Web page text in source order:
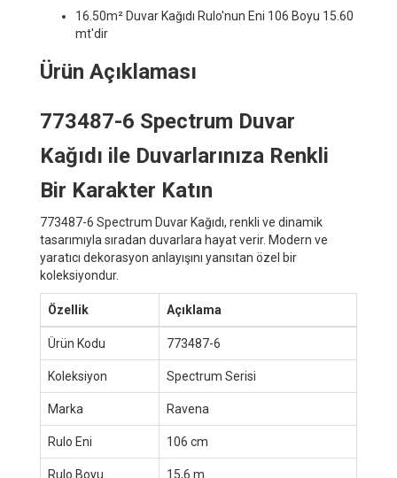
16.50m² Duvar Kağıdı Rulo'nun Eni 106 Boyu 15.60
mt'dir
Ürün Açıklaması
773487-6 Spectrum Duvar
Kağıdı ile Duvarlarınıza Renkli
Bir Karakter Katın
773487-6 Spectrum Duvar Kağıdı, renkli ve dinamik
tasarımıyla sıradan duvarlara hayat verir. Modern ve
yaratıcı dekorasyon anlayışını yansıtan özel bir
koleksiyondur.
Özellik Açıklama
Ürün Kodu 773487-6
Koleksiyon Spectrum Serisi
Marka Ravena
Rulo Eni 106 cm
Rulo Boyu 15,6 m